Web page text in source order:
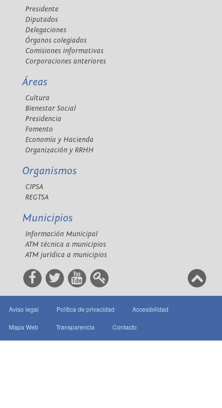
Presidente
Diputados
Delegaciones
Órganos colegiados
Comisiones informativas
Corporaciones anteriores
Áreas
Cultura
Bienestar Social
Presidencia
Fomento
Economía y Hacienda
Organización y RRHH
Organismos
CIPSA
REGTSA
Municipios
Información Municipal
ATM técnica a municipios
ATM jurídica a municipios
Aviso legal Política de privacidad Accesibilidad
Mapa Web Transparencia Contacto